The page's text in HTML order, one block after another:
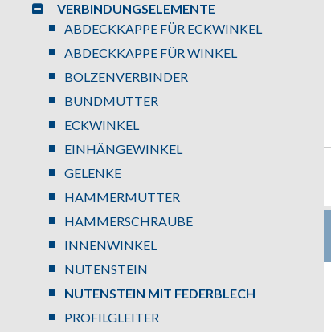
VERBINDUNGSELEMENTE
ABDECKKAPPE FÜR ECKWINKEL
ABDECKKAPPE FÜR WINKEL
BOLZENVERBINDER
BUNDMUTTER
ECKWINKEL
EINHÄNGEWINKEL
GELENKE
HAMMERMUTTER
HAMMERSCHRAUBE
INNENWINKEL
NUTENSTEIN
NUTENSTEIN MIT FEDERBLECH
PROFILGLEITER